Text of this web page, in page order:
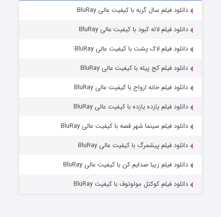
قسمت7 (زیرنویس) منتشر شد دانلود فیلم سال گربه با کیفیت عالی BluRay
دانلود فیلم لاله کبود با کیفیت عالی BluRay
دانلود فیلم لاک پشت با کیفیت عالی BluRay
دانلود فیلم کج‌ پیله با کیفیت عالی BluRay
دانلود فیلم خانه ارواح با کیفیت عالی BluRay
دانلود فیلم یازده یازده با کیفیت عالی BluRay
دانلود فیلم سینما شهر قصه با کیفیت عالی BluRay
دانلود فیلم پیشمرگ با کیفیت عالی BluRay
دانلود فیلم زیبا صدایم کن با کیفیت عالی BluRay
دانلود فیلم کوکتل مولوتوف با کیفیت BluRay